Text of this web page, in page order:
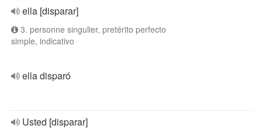
ella [disparar]
3. personne singulier, pretérito perfecto
simple, indicativo
ella disparó
Usted [disparar]